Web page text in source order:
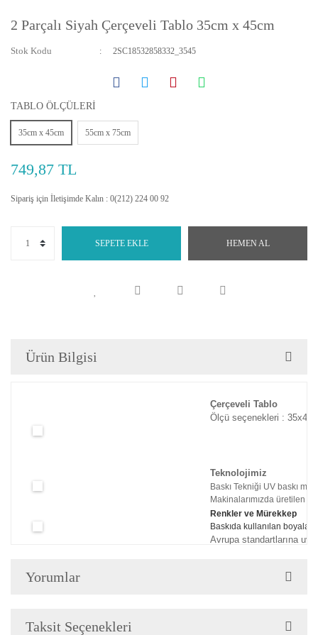
2 Parçalı Siyah Çerçeveli Tablo 35cm x 45cm
Stok Kodu 2SC18532858332_3545
TABLO ÖLÇÜLERİ
35cm x 45cm 55cm x 75cm
749,87 TL
Sipariş için İletişimde Kalın : 0(212) 224 00 92
SEPETE EKLE HEMEN AL
Ürün Bilgisi
Çerçeveli Tablo
Ölçü seçenekleri :
Teknolojimiz
Baskı Tekniği UV baskı
Makinalarımızda üretilen
Renkler ve Mürekkep
Baskıda kullanılan
Avrupa standartlarına
Yorumlar
Taksit Seçenekleri